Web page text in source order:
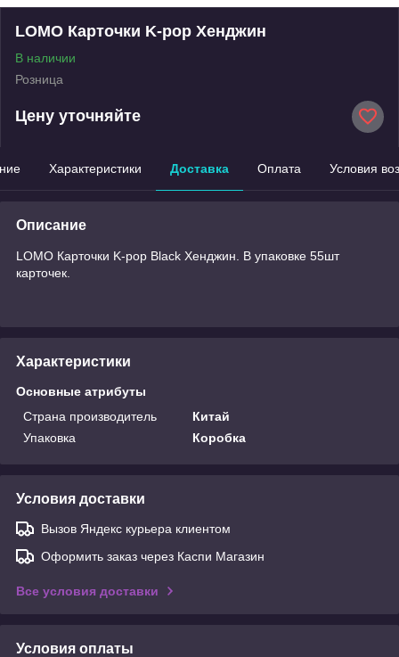
LOMO Карточки K-pop Хенджин
В наличии
Розница
Цену уточняйте
Характеристики Доставка Оплата Условия
Описание
LOMO Карточки K-pop Black Хенджин. В упаковке 55шт
карточек.
Характеристики
Основные атрибуты
Страна производитель
Китай
Упаковка
Коробка
Условия доставки
Вызов Яндекс курьера клиентом
Оформить заказ через Каспи Магазин
Все условия доставки
Условия оплаты